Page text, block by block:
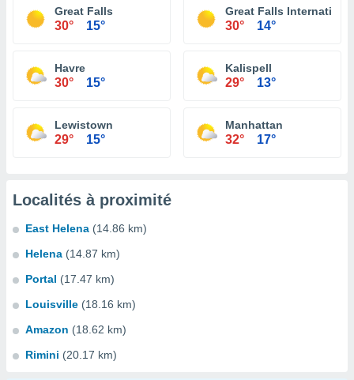
Great Falls
30° 15°
Great Falls
30° 14°
Havre
30° 15°
Kalispell
29° 13°
Lewistown
29° 15°
Manhattan
32° 17°
Localités à proximité
East Helena (14.86 km)
Helena (14.87 km)
Portal (17.47 km)
Louisville (18.16 km)
Amazon (18.62 km)
Rimini (20.17 km)